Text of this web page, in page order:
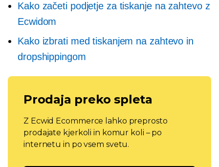
Kako začeti podjetje za tiskanje na zahtevo z
Ecwidom
Kako izbrati med tiskanjem na zahtevo in
dropshippingom
Prodaja preko spleta
Z Ecwid Ecommerce lahko preprosto
prodajate kjerkoli in komur koli – po
internetu in po vsem svetu.